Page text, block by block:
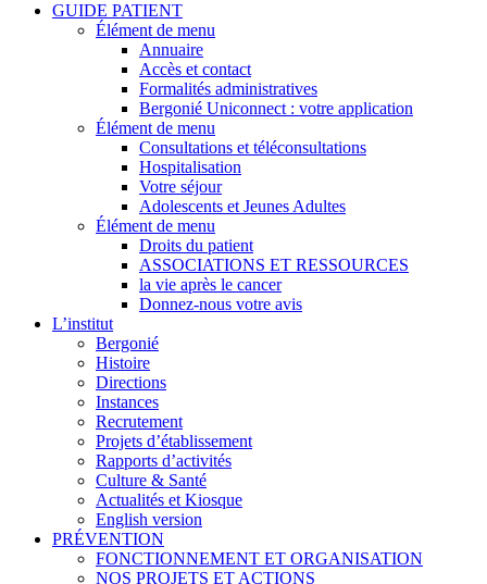
GUIDE PATIENT
Élément de menu
Annuaire
Accès et contact
Formalités administratives
Bergonié Uniconnect : votre application
Élément de menu
Consultations et téléconsultations
Hospitalisation
Votre séjour
Adolescents et Jeunes Adultes
Élément de menu
Droits du patient
ASSOCIATIONS ET RESSOURCES
la vie après le cancer
Donnez-nous votre avis
L’institut
Bergonié
Histoire
Directions
Instances
Recrutement
Projets d’établissement
Rapports d’activités
Culture & Santé
Actualités et Kiosque
English version
PRÉVENTION
FONCTIONNEMENT ET ORGANISATION
NOS PROJETS ET ACTIONS